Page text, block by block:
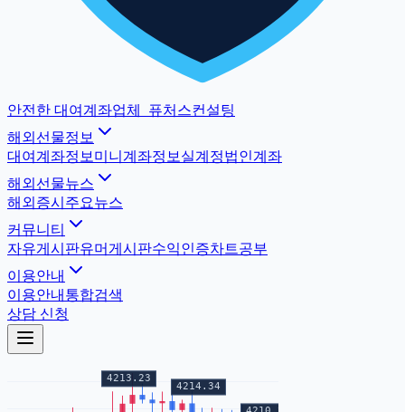
안전한 대여계좌업체
퓨처스컨설팅
해외선물정보
대여계좌정보 미니계좌정보 실계정법인계좌
해외선물뉴스
해외증시 주요뉴스
커뮤니티
자유게시판유머게시판수익인증차트공부
이용안내
이용안내 통합검색
상담 신청